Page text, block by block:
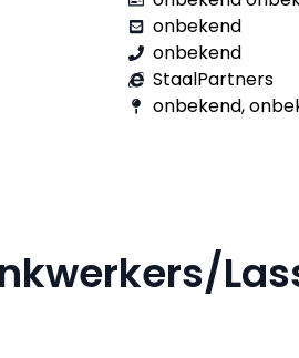
onbekend
onbekend
StaalPartners
onbekend,